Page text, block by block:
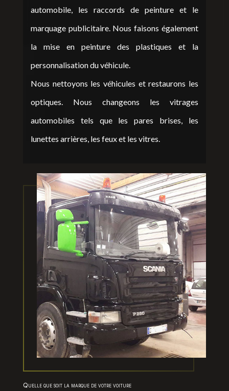
automobile, les raccords de peinture et le
marquage publicitaire. Nous faisons également
la mise en peinture des plastiques et la
personnalisation du véhicule.
Nous nettoyons les véhicules et restaurons les
optiques. Nous changeons les vitrages
automobiles tels que les pares brises, les
lunettes arrières, les feux et les vitres.
Quelle que soit la marque de votre voiture